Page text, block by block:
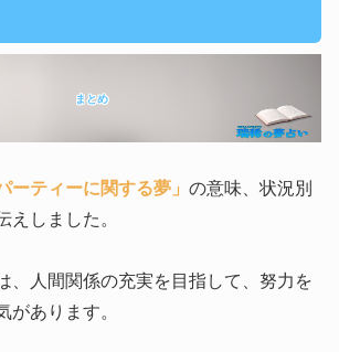
まとめ
ーティーに関する夢」 の意味、状況別
えしました。
、人間関係の充実を目指して、努力を
があります。